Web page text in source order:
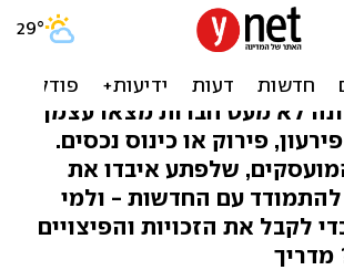
רגל - איך
זכויותיכם?
לא מעט חברות מצאו עצמן
פירוק או כינוס נכסים.
שלפתע איבדו את
עם החדשות - ולמי
לקבל את הזכויות והפיצויים
מדריך